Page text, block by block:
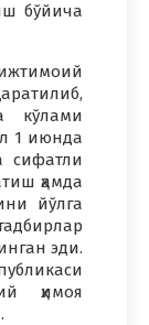
бўйича
кўлами
1 июнда
сифатли
ҳамда
йўлга
эди.
ҳимоя